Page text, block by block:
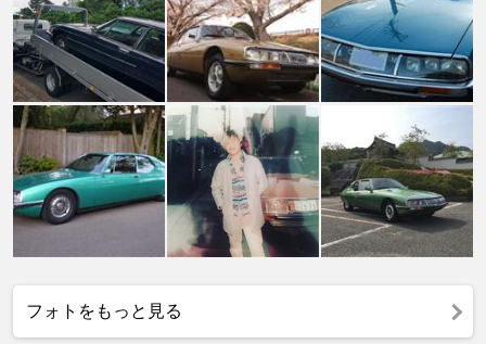
フォトをもっと見る